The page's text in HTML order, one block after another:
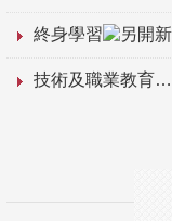
終身學習
技術及職業教育